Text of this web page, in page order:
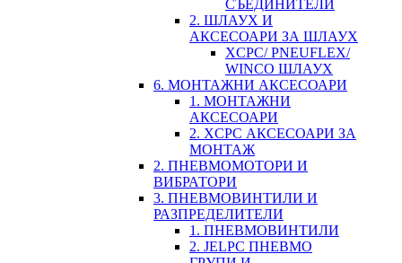
СЪЕДИНИТЕЛИ
2. ШЛАУХ И
АКСЕСОАРИ ЗА ШЛАУХ
XCPC/ PNEUFLEX/
WINCO ШЛАУХ
6. МОНТАЖНИ АКСЕСОАРИ
1. МОНТАЖНИ
АКСЕСОАРИ
2. XCPC АКСЕСОАРИ ЗА
МОНТАЖ
2. ПНЕВМОМОТОРИ И
ВИБРАТОРИ
3. ПНЕВМОВИНТИЛИ И
РАЗПРЕДЕЛИТЕЛИ
1. ПНЕВМОВИНТИЛИ
2. JELPC ПНЕВМО